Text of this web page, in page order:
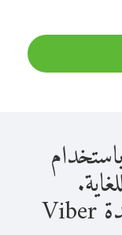
بمجرد حصولك على أرصدة Viber